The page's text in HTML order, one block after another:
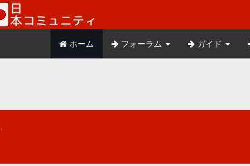
ホーム フォーラム ガイド